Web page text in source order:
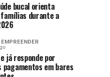
bucal orienta
durante a
já responde por
em bares